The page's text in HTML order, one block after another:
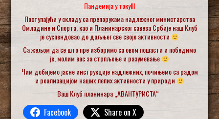
Пандемија у току!!!
Поступајући у складу са препорукама надлежног министарства
Омладине и Спорта, као и Планинарског савеза Србије наш Клуб
је суспендовао до даљњег све своје активности
Са жељом да се што пре изборимо са овом пошасти и победимо
је, молим вас за стрпљење и разумевање
Чим добијемо јасне инструкције надлежних, почињемо са радом
и реализацијом наших лепих активности у природи
Ваш Клуб планинара „АВАНТУРИСТА“
Facebook
Share on X